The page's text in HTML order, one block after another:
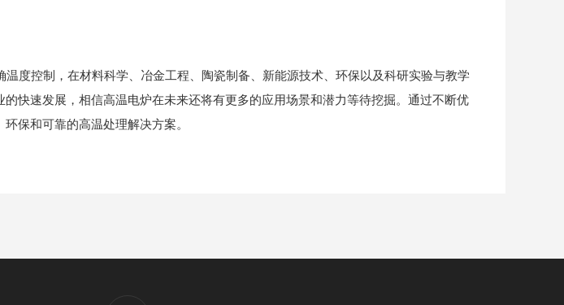
度控制，在材料科学、冶金工程、陶瓷制备、新能源技术、环保以及科研实验与教学
快速发展，相信高温电炉在未来还将有更多的应用场景和潜力等待挖掘。通过不断优
保和可靠的高温处理解决方案。